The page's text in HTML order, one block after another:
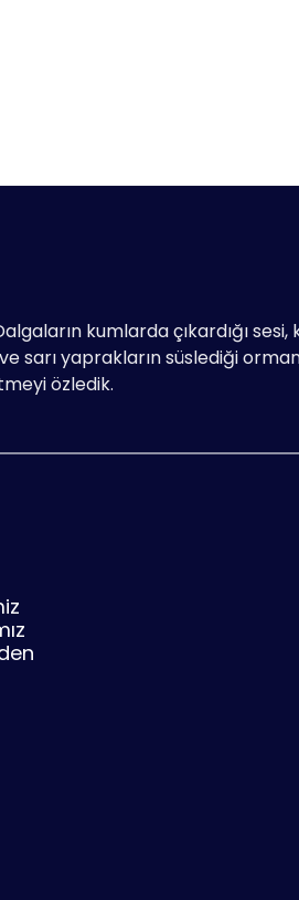
kumlarda çıkardığı sesi,
sarı yaprakların süslediği
özledik.